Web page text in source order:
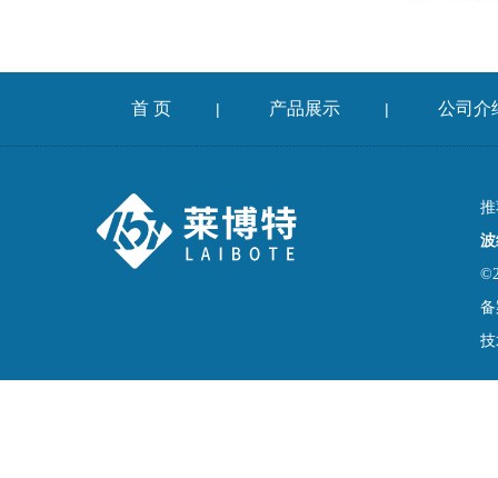
首 页 | 产品展示 | 公司介
备